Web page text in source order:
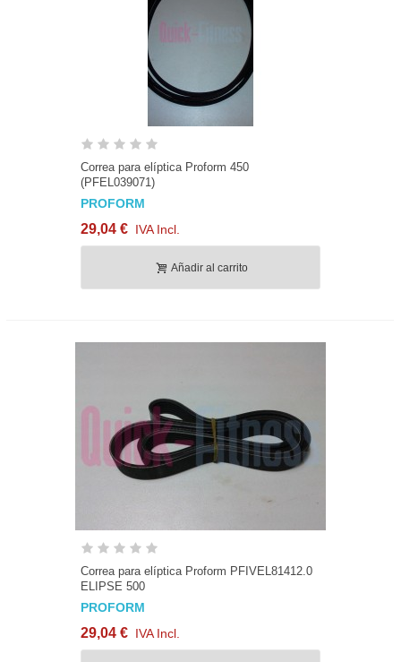
Correa para elíptica Proform 450
(PFEL039071)
PROFORM
29,04 € IVA Incl.
Añadir al carrito
Correa para elíptica Proform PFIVEL81412.0
ELIPSE 500
PROFORM
29,04 € IVA Incl.